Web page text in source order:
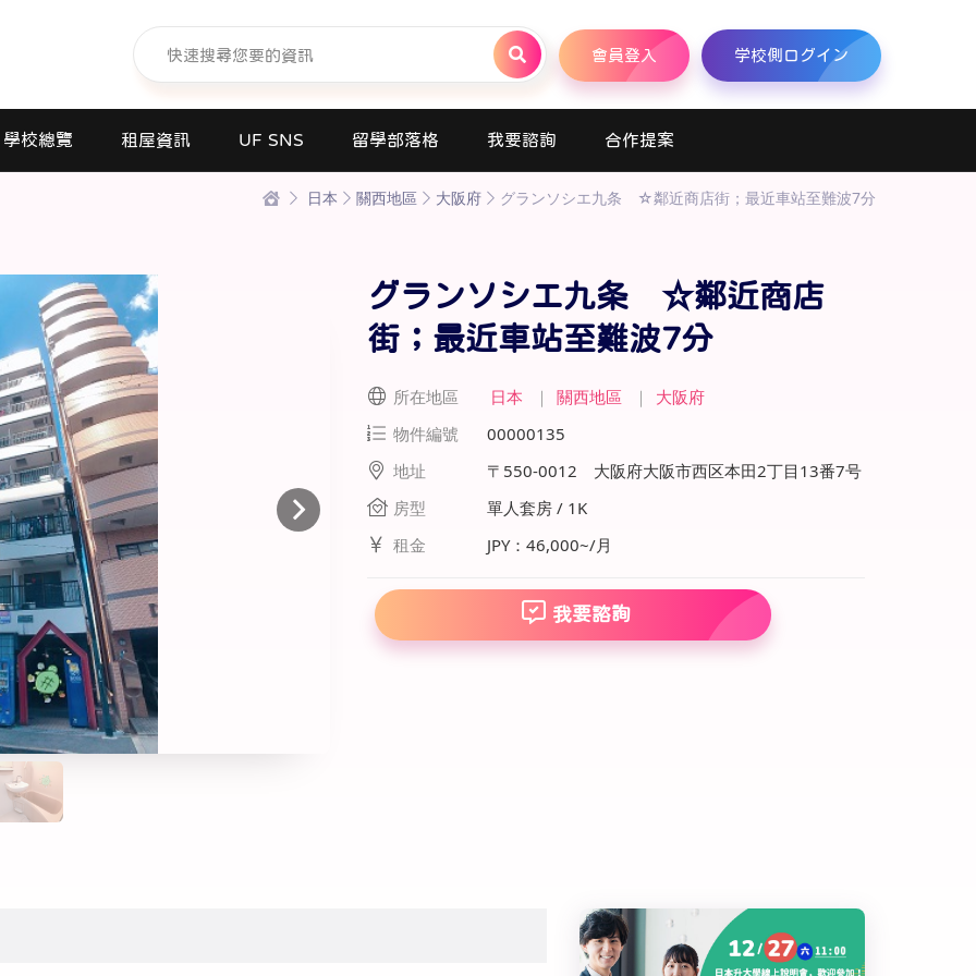
會員登入 学校側ログイン
學校總覽
專門學校
高中課程
短期大學
大學
研究所
商業日文課程
線上課程
寒暑假遊學套裝課程
打工度假
租屋資訊 UF SNS 留學部落格 我要諮詢 合作提案
日本 關西地區 大阪府 グランソシエ九条 ☆鄰近商店街；最近車站至難波7分
グランソシエ九条 ☆鄰近商店
街；最近車站至難波7分
所在地區 日本 ｜ 關西地區 ｜
大阪府
物件編號
00000135
地址
〒550-0012 大阪府大阪市西区本田2丁目13番7号
房型
單人套房 / 1K
租金
JPY：46,000~/月
我要諮詢